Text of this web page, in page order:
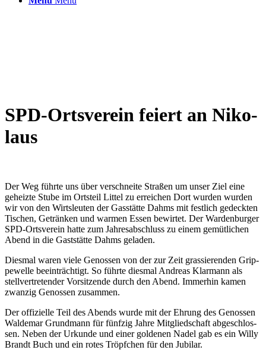
SPD-Orts­ver­ein fei­ert an Niko­
laus
Der Weg führ­te uns über ver­schnei­te Stra­ßen um unser Ziel eine
geheiz­te Stu­be im Orts­teil Lit­tel zu errei­chen Dort wur­den wur­den
wir von den Wirts­leu­ten der Gas­stät­te Dahms mit fest­lich gedeck­ten
Tischen, Geträn­ken und war­men Essen bewir­tet. Der War­den­bur­ger
SPD-Orts­ver­ein hat­te zum Jah­res­ab­schluss zu einem gemüt­li­chen
Abend in die Gast­stät­te Dahms gela­den.
Dies­mal waren vie­le Genos­sen von der zur Zeit gras­sie­ren­den Grip­
pe­wel­le beein­träch­tigt. So führ­te dies­mal Andre­as Klar­mann als
stell­ver­tre­ten­der Vor­sit­zen­de durch den Abend. Immer­hin kamen
zwan­zig Genos­sen zusam­men.
Der offi­zi­el­le Teil des Abends wur­de mit der Ehrung des Genos­sen
Wal­de­mar Grund­mann für fünf­zig Jah­re Mit­glied­schaft abge­schlos­
sen. Neben der Urkun­de und einer gol­de­nen Nadel gab es ein Wil­ly
Brandt Buch und ein rotes Tröpf­chen für den Jubi­lar.